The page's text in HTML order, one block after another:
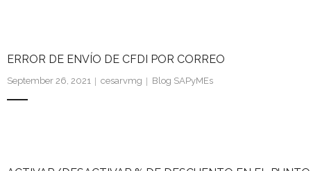
ERROR DE ENVÍO DE CFDI POR CORREO
September 26, 2021 cesarvmg Blog SAPyMEs